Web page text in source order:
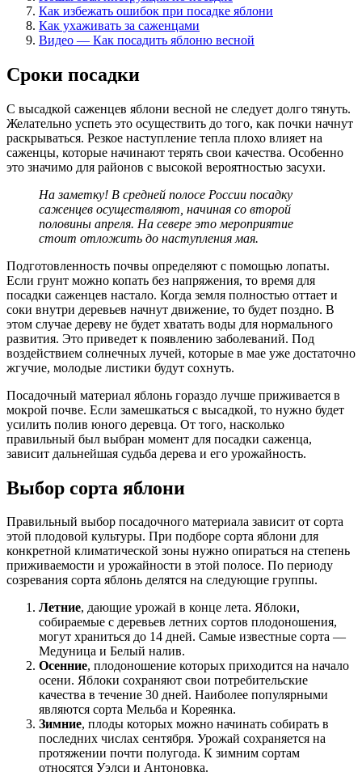
Как избежать ошибок при посадке яблони
Как ухаживать за саженцами
Видео — Как посадить яблоню весной
Сроки посадки
С высадкой саженцев яблони весной не следует долго тянуть.
Желательно успеть это осуществить до того, как почки начнут
раскрываться. Резкое наступление тепла плохо влияет на
саженцы, которые начинают терять свои качества. Особенно
это значимо для районов с высокой вероятностью засухи.
На заметку! В средней полосе России посадку
саженцев осуществляют, начиная со второй
половины апреля. На севере это мероприятие
стоит отложить до наступления мая.
Подготовленность почвы определяют с помощью лопаты.
Если грунт можно копать без напряжения, то время для
посадки саженцев настало. Когда земля полностью оттает и
соки внутри деревьев начнут движение, то будет поздно. В
этом случае дереву не будет хватать воды для нормального
развития. Это приведет к появлению заболеваний. Под
воздействием солнечных лучей, которые в мае уже достаточно
жгучие, молодые листики будут сохнуть.
Посадочный материал яблонь гораздо лучше приживается в
мокрой почве. Если замешкаться с высадкой, то нужно будет
усилить полив юного деревца. От того, насколько
правильный был выбран момент для посадки саженца,
зависит дальнейшая судьба дерева и его урожайность.
Выбор сорта яблони
Правильный выбор посадочного материала зависит от сорта
этой плодовой культуры. При подборе сорта яблони для
конкретной климатической зоны нужно опираться на степень
приживаемости и урожайности в этой полосе. По периоду
созревания сорта яблонь делятся на следующие группы.
Летние, дающие урожай в конце лета. Яблоки,
собираемые с деревьев летних сортов плодоношения,
могут храниться до 14 дней. Самые известные сорта —
Медуница и Белый налив.
Осенние, плодоношение которых приходится на начало
осени. Яблоки сохраняют свои потребительские
качества в течение 30 дней. Наиболее популярными
являются сорта Мельба и Кореянка.
Зимние, плоды которых можно начинать собирать в
последних числах сентября. Урожай сохраняется на
протяжении почти полугода. К зимним сортам
относятся Уэлси и Антоновка.